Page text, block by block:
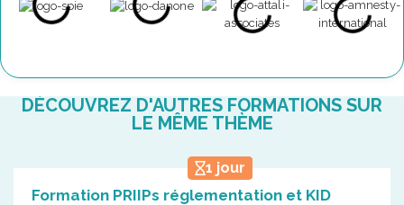
DÉCOUVREZ D'AUTRES FORMATIONS SUR
LE MÊME THÈME
1 jour
Formation PRIIPs réglementation et KID